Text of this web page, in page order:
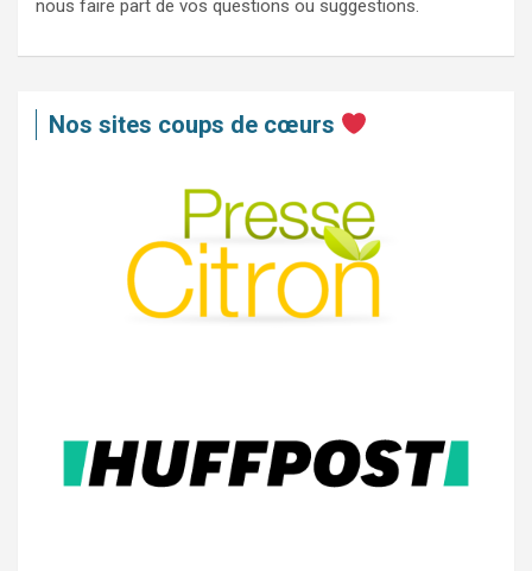
nous faire part de vos questions ou suggestions.
Nos sites coups de cœurs